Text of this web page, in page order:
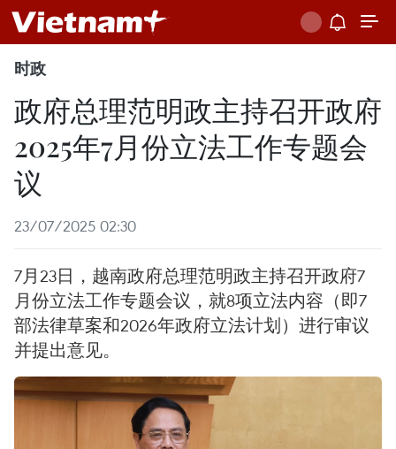
时政
政府总理范明政主持召开政府
2025年7月份立法工作专题会
议
23/07/2025 02:30
7月23日，越南政府总理范明政主持召开政府7
月份立法工作专题会议，就8项立法内容（即7
部法律草案和2026年政府立法计划）进行审议
并提出意见。